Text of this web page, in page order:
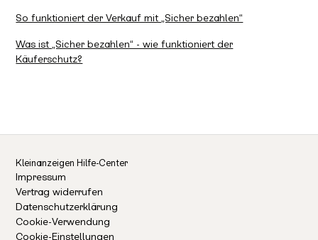
So funktioniert der Verkauf mit „Sicher bezahlen“
Was ist „Sicher bezahlen“ - wie funktioniert der
Käuferschutz?
Kleinanzeigen Hilfe-Center
Impressum
Vertrag widerrufen
Datenschutzerklärung
Cookie-Verwendung
Cookie-Einstellungen